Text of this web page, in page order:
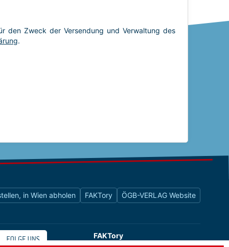
in Wien abholen FAKTory ÖGB-VERLAG Website
FAKTory